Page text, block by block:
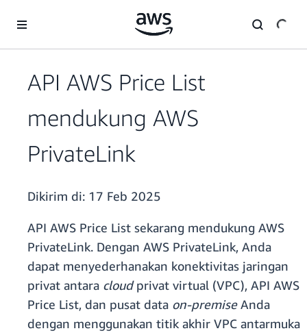
API AWS Price List
mendukung AWS
PrivateLink
Dikirim di: 17 Feb 2025
API AWS Price List sekarang mendukung AWS
PrivateLink. Dengan AWS PrivateLink, Anda
dapat menyederhanakan konektivitas jaringan
privat antara cloudprivat virtual (VPC), API AWS
Price List, dan pusat data on-premiseAnda
dengan menggunakan titik akhir VPC antarmuka